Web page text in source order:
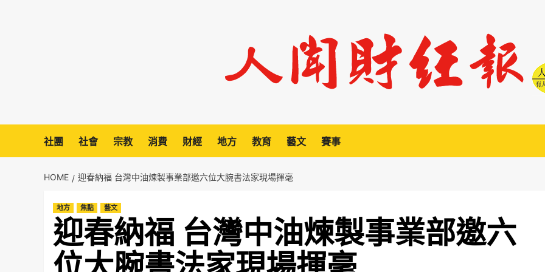
社團 社會 宗教 消費 財經 地方 教育 藝文 賽事
HOME 迎春納福 台灣中油煉製事業部邀六位大腕書法家現場揮毫
地方 焦點 藝文
迎春納福 台灣中油煉製事業部邀六